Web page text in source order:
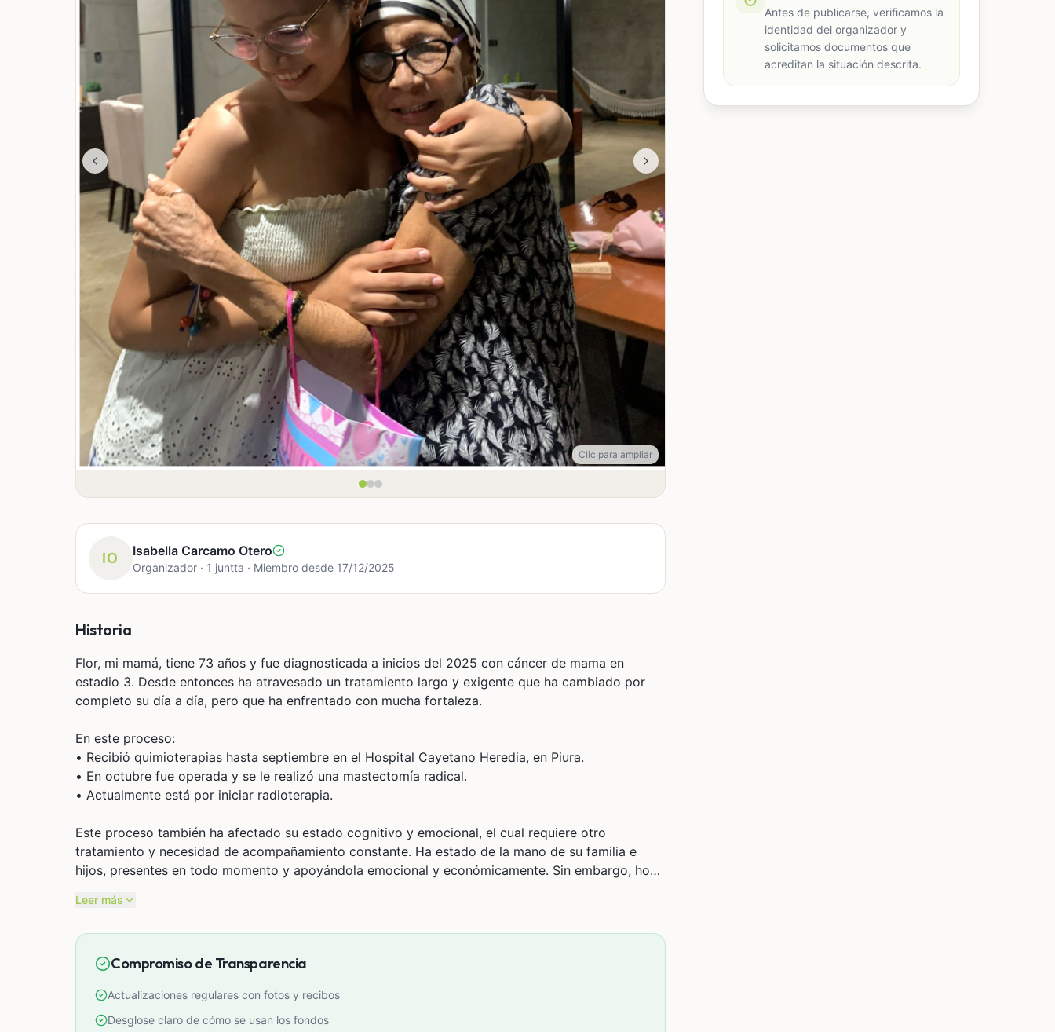
Clic para ampliar
IO Isabella Carcamo Otero
Organizador · 1 juntta · Miembro desde 17/12/2025
Historia
Flor, mi mamá, tiene 73 años y fue diagnosticada a inicios del 2025 con cáncer de mama en
estadio 3. Desde entonces ha atravesado un tratamiento largo y exigente que ha cambiado por
completo su día a día, pero que ha enfrentado con mucha fortaleza.
En este proceso:
• Recibió quimioterapias hasta septiembre en el Hospital Cayetano Heredia, en Piura.
• En octubre fue operada y se le realizó una mastectomía radical.
• Actualmente está por iniciar radioterapia.
Este proceso también ha afectado su estado cognitivo y emocional, el cual requiere otro
tratamiento y necesidad de acompañamiento constante. Ha estado de la mano de su familia e
hijos, presentes en todo momento y apoyándola emocional y económicamente. Sin embargo, hoy
necesidades que siguen surgiendo, para que pueda seguir adelante con el cuidado y
acompañamiento que merece.
Cualquier apoyo será de gran ayuda, cada aporte es un alivio. Gracias de corazón por
acompañarnos en este camino.
Leer más
Compromiso de Transparencia
Actualizaciones regulares con fotos y recibos
Desglose claro de cómo se usan los fondos
Antes de publicarse, verificamos la
identidad del organizador y
solicitamos documentos que
acreditan la situación descrita.